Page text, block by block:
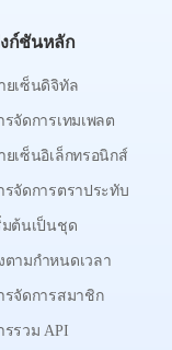
ก์ชันหลัก
ยเซ็นดิจิทัล
รจัดการเทมเพลต
ยเซ็นอิเล็กทรอนิกส์
รจัดการตราประทับ
มต้นเป็นชุด
ตามกำหนดเวลา
รจัดการสมาชิก
รรวม API